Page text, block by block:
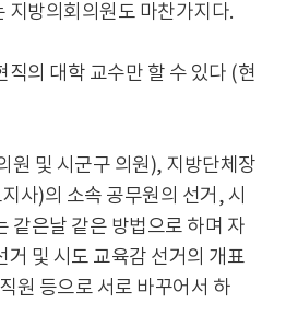
지방의회의원도 마찬가지다.
직의 대학 교수만 할 수 있다 (현
원 및 시군구 의원), 지방단체장
사)의 소속 공무원의 선거, 시
같은날 같은 방법으로 하며 자
거 및 시도 교육감 선거의 개표
원 등으로 서로 바꾸어서 하